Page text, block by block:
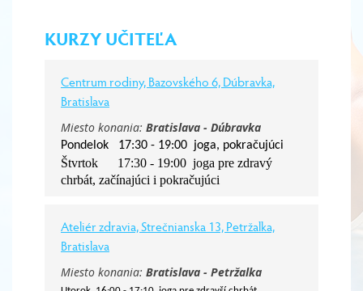
KURZY UČITEĽA
Centrum rodiny, Bazovského 6, Dúbravka,
Bratislava
Miesto konania: Bratislava - Dúbravka
Pondelok 17:30 - 19:00 joga, pokračujúci
Štvrtok 17:30 - 19:00 joga pre zdravý
chrbát, začínajúci i pokračujúci
Ateliér zdravia, Strečnianska 13, Petržalka,
Bratislava
Miesto konania: Bratislava - Petržalka